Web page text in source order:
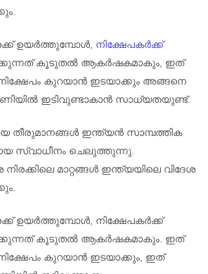
ഉയർത്തുമ്പോൾ, നിക്ഷേപകർക്ക്
കൂടുതൽ ആകർഷകമാകും, ഇത്
കുറയാൻ ഇടയാക്കും അങ്ങനെ
ഇടിവുണ്ടാകാൻ സാധ്യതയുണ്ട്.
തീരുമാനങ്ങൾ ഇന്ത്യൻ സാമ്പത്തിക
സ്വാധീനം ചെലുത്തുന്നു.
മാറ്റങ്ങൾ ഇന്ത്യയിലെ വിദേശ
ഉയർത്തുമ്പോൾ, നിക്ഷേപകർക്ക്
കൂടുതൽ ആകർഷകമാകും. ഇത്
കുറയാൻ ഇടയാക്കും, ഇത്